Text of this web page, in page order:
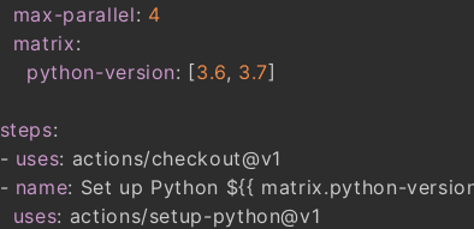
max-parallel: 4
matrix:
python-version: [3.6, 3.7]
steps:
- uses:
- name: Set up Python ${{ matrix.python-
uses: actions/setup-